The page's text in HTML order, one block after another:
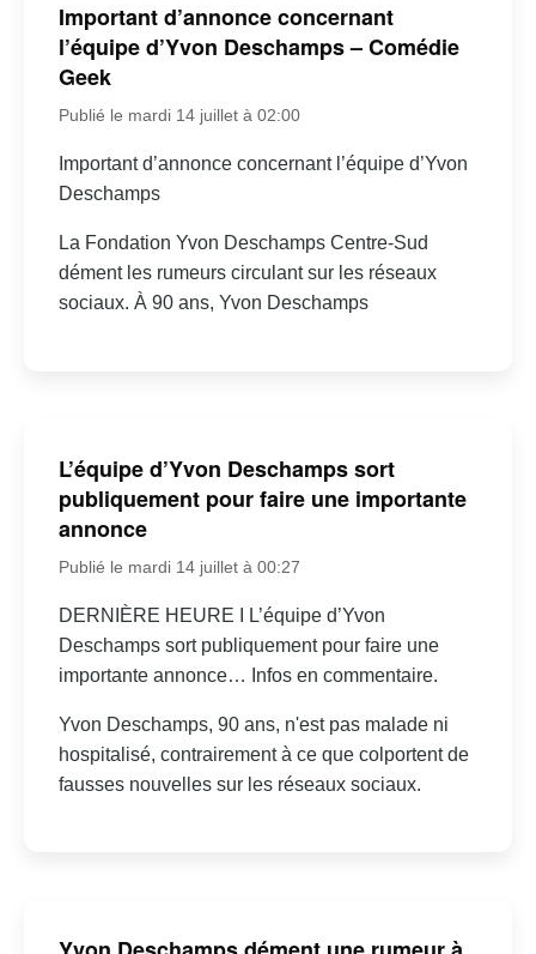
Important d’annonce concernant
l’équipe d’Yvon Deschamps – Comédie
Geek
Publié le mardi 14 juillet à 02:00
Important d’annonce concernant l’équipe d’Yvon
Deschamps
La Fondation Yvon Deschamps Centre-Sud
dément les rumeurs circulant sur les réseaux
sociaux. À 90 ans, Yvon Deschamps
L’équipe d’Yvon Deschamps sort
publiquement pour faire une importante
annonce
Publié le mardi 14 juillet à 00:27
DERNIÈRE HEURE I L’équipe d’Yvon
Deschamps sort publiquement pour faire une
importante annonce… Infos en commentaire.
Yvon Deschamps, 90 ans, n'est pas malade ni
hospitalisé, contrairement à ce que colportent de
fausses nouvelles sur les réseaux sociaux.